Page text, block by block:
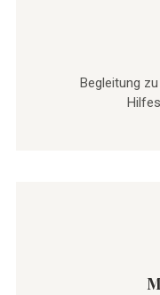
Begleitung